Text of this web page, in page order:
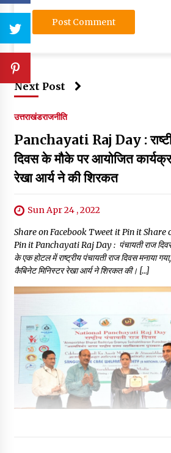
Next Post
उत्तराखंडराजनीति
Panchayati Raj Day :
दिवस के मौके पर आयोजित
रेखा आर्य ने की शिरकत
Sun Apr 24 , 2022
Share on Facebook Tweet it Pin it Share
Pin it Panchayati Raj Day : पंचायती राज
के एक होटल में राष्ट्रीय पंचायती राज दिवस मनाया
कैबिनेट मिनिस्टर रेखा आर्य ने शिरकत की। […]